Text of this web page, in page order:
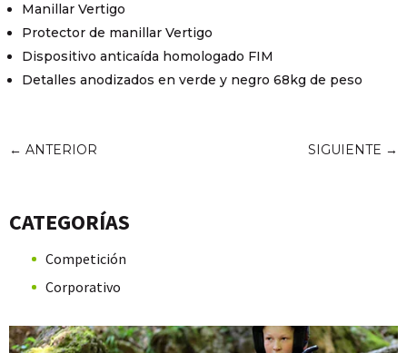
Manillar Vertigo
Protector de manillar Vertigo
Dispositivo anticaída homologado FIM
Detalles anodizados en verde y negro 68kg de peso
← ANTERIOR SIGUIENTE →
CATEGORÍAS
Competición
Corporativo